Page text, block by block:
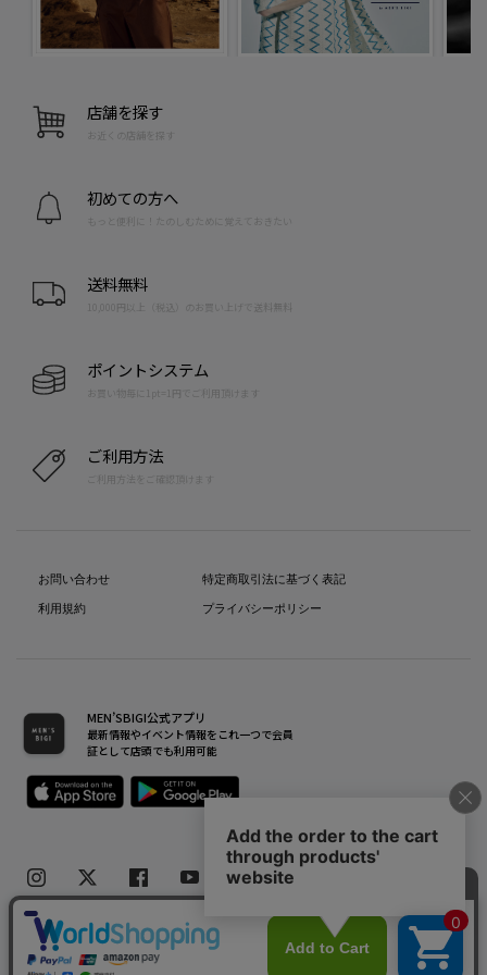
店舗を探す
お近くの店舗を探す
初めての方へ
もっと便利に！たのしむために覚えておきたい
送料無料
10,000円以上（税込）のお買い上げで送料無料
ポイントシステム
お買い物毎に1pt=1円でご利用頂けます
ご利用方法
ご利用方法をご確認頂けます
お問い合わせ
利用規約
特定商取引法に基づく表記
プライバシーポリシー
MEN’SBIGI公式アプリ
最新情報やイベント情報をこれ一つで会員
証として店頭でも利用可能
Copyright(C) Bigi Co.,Ltd.All Rights Reserved.